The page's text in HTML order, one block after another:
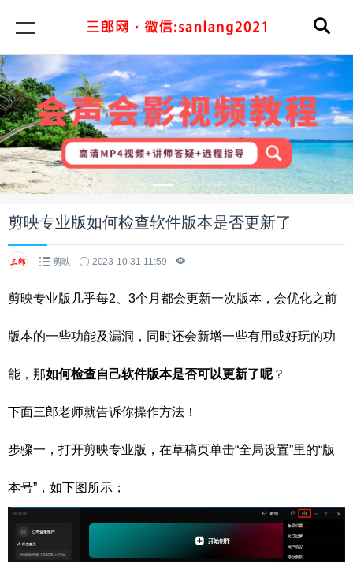
剪映专业版如何检查软件版本是否更新了
剪映 2023-10-31 11:59
剪映专业版几乎每2、3个月都会更新一次版本，会优化之前
版本的一些功能及漏洞，同时还会新增一些有用或好玩的功
能，那如何检查自己软件版本是否可以更新了呢？
下面三郎老师就告诉你操作方法！
步骤一，打开剪映专业版，在草稿页单击“全局设置”里的“版
本号”，如下图所示；